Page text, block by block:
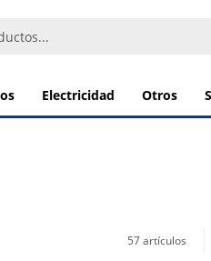
electricidad otros
57 artículos